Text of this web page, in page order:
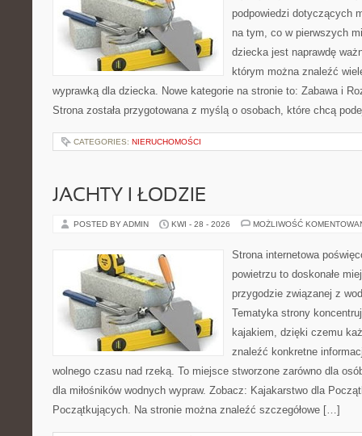
podpowiedzi dotyczących
na tym, co w pierwszych
dziecka jest naprawdę
którym można znaleźć
wyprawką dla dziecka. Nowe kategorie na stronie to: Zabawa i
Strona została przygotowana z myślą o osobach, które chcą
CATEGORIES: NIERUCHOMOŚCI
JACHTY I ŁODZIE
POSTED BY ADMIN KWI - 28 - 2026 MOŻLIWOŚĆ
Strona internetowa
powietrzu to doskonałe
przygodzie związanej z
Tematyka strony
kajakiem, dzięki czemu
znaleźć konkretne
wolnego czasu nad rzeką. To miejsce stworzone zarówno dla
dla miłośników wodnych wypraw. Zobacz: Kajakarstwo dla
Początkujących. Na stronie można znaleźć szczegółowe […]